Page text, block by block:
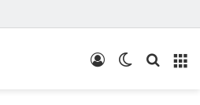
Switch
Войти